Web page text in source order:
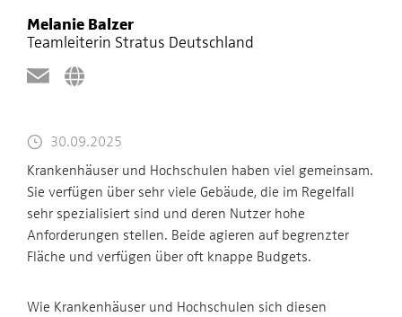
Melanie Balzer
Teamleiterin Stratus Deutschland
30.09.2025
Krankenhäuser und Hochschulen haben viel gemeinsam.
Sie verfügen über sehr viele Gebäude, die im Regelfall
sehr spezialisiert sind und deren Nutzer hohe
Anforderungen stellen. Beide agieren auf begrenzter
Fläche und verfügen über oft knappe Budgets.
Wie Krankenhäuser und Hochschulen sich diesen